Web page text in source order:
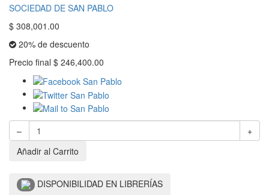
SOCIEDAD DE SAN PABLO
$ 308,001.00
20% de descuento
Precio final $ 246,400.00
–
+
Añadir al Carrito
DISPONIBILIDAD EN LIBRERÍAS